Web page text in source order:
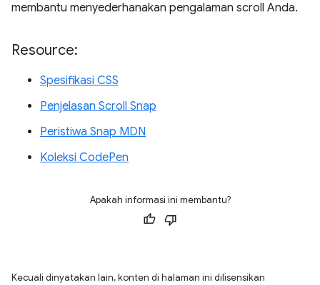
membantu menyederhanakan pengalaman scroll Anda.
Resource:
Spesifikasi CSS
Penjelasan Scroll Snap
Peristiwa Snap MDN
Koleksi CodePen
Apakah informasi ini membantu?
Kecuali dinyatakan lain, konten di halaman ini dilisensikan